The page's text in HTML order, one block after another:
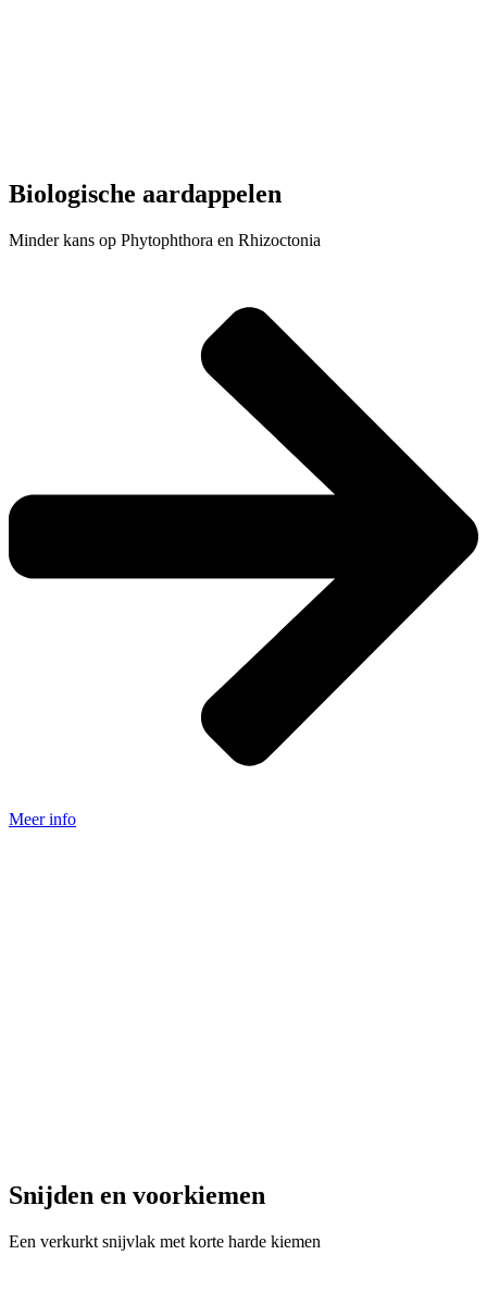
Biologische aardappelen
Minder kans op Phytophthora en Rhizoctonia
Meer info
Snijden en voorkiemen
Een verkurkt snijvlak met korte harde kiemen